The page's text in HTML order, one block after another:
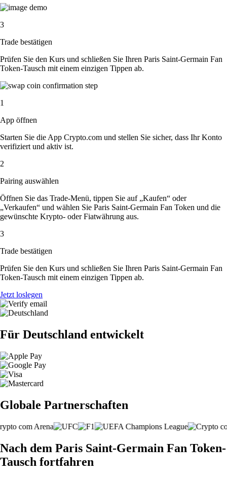
3
Trade bestätigen
Prüfen Sie den Kurs und schließen Sie Ihren Paris Saint-Germain Fan
Token-Tausch mit einem einzigen Tippen ab.
1
App öffnen
Starten Sie die App Crypto.com und stellen Sie sicher, dass Ihr Konto
verifiziert und aktiv ist.
2
Pairing auswählen
Öffnen Sie das Trade-Menü, tippen Sie auf „Kaufen“ oder
„Verkaufen“ und wählen Sie Paris Saint-Germain Fan Token und die
gewünschte Krypto- oder Fiatwährung aus.
3
Trade bestätigen
Prüfen Sie den Kurs und schließen Sie Ihren Paris Saint-Germain Fan
Token-Tausch mit einem einzigen Tippen ab.
Jetzt loslegen
Für Deutschland entwickelt
Globale Partnerschaften
Nach dem Paris Saint-Germain Fan Token-
Tausch fortfahren